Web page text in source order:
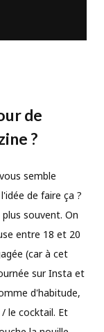
de
?
semble
de faire ça ?
souvent. On
entre 18 et 20
(car à cet
sur Insta et
d'habitude,
le cocktail. Et